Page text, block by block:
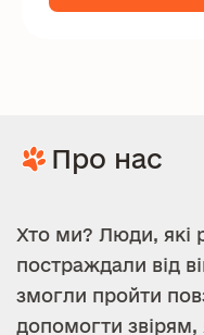
Про нас
Хто ми? Люди, які
постраждали від
змогли пройти
допомогти звірям,